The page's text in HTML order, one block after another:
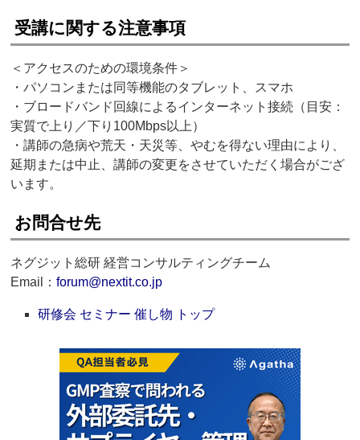
受講に関する注意事項
＜アクセスのための環境条件＞
・パソコンまたは同等機能のタブレット、スマホ
・ブロードバンド回線によるインターネット接続（目安：
実質で上り／下り100Mbps以上）
・講師の急病や荒天・天災等、やむを得ない理由により、
延期または中止、講師の変更をさせていただく場合がござ
います。
お問合せ先
ネグジット総研 経営コンサルティングチーム
Email：forum@nextit.co.jp
研修会 セミナー 催し物 トップ